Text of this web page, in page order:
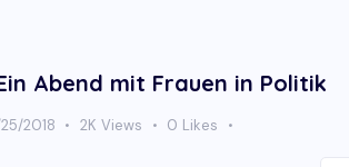
Abend mit Frauen in Politik
2018 2K Views 0 Likes